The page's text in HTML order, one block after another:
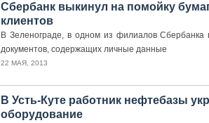
Сбербанк выкинул на помойку
клиентов
В Зеленограде, в одном из филиалов
документов, содержащих личные данные
22 МАЯ, 2013
В Усть-Куте работник нефтебазы
оборудование